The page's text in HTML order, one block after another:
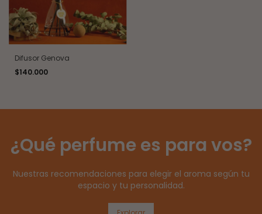
Difusor Genova
$140.000
¿Qué perfume es para vos?
Nuestras recomendaciones para elegir el aroma según tu
espacio y tu personalidad.